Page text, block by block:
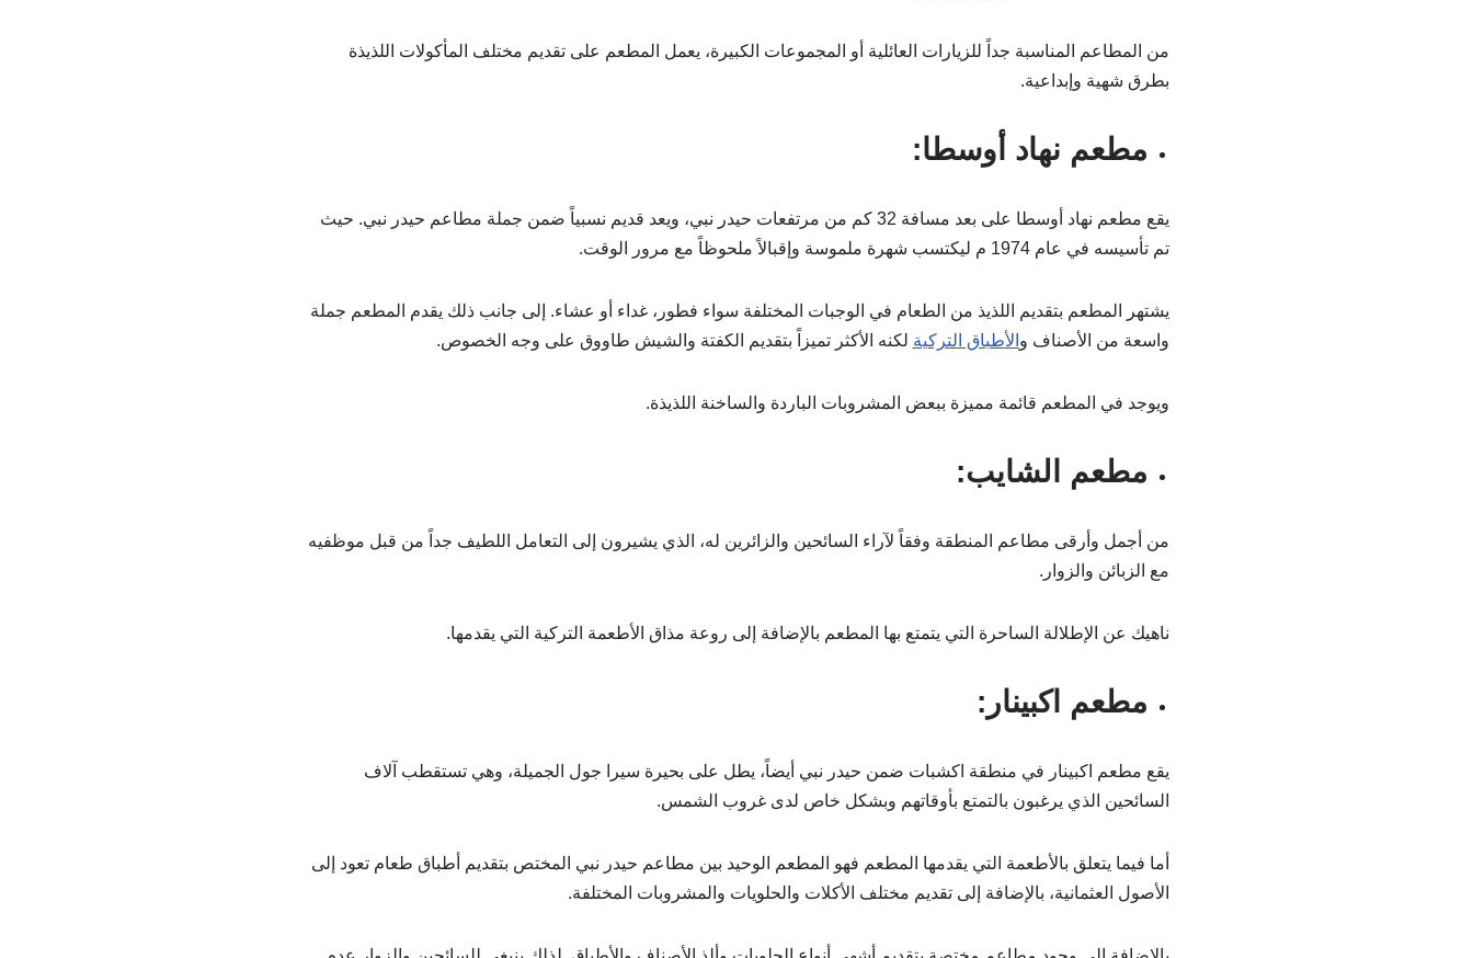
من المطاعم المناسبة جداً للزيارات العائلية أو المجموعات الكبيرة، يعمل المطعم على تقديم مختلف المأكولات اللذيذة
بطرق شهية وإبداعية.
مطعم نهاد أوسطا:
يقع مطعم نهاد أوسطا على بعد مسافة 32 كم من مرتفعات حيدر نبي، ويعد قديم نسبياً ضمن جملة مطاعم حيدر نبي. حيث
تم تأسيسه في عام 1974 م ليكتسب شهرة ملموسة وإقبالاً ملحوظاً مع مرور الوقت.
يشتهر المطعم بتقديم اللذيذ من الطعام في الوجبات المختلفة سواء فطور، غداء أو عشاء. إلى جانب ذلك يقدم المطعم جملة
واسعة من الأصناف و الأطباق التركية لكنه الأكثر تميزاً بتقديم الكفتة والشيش طاووق على وجه الخصوص.
ويوجد في المطعم قائمة مميزة ببعض المشروبات الباردة والساخنة اللذيذة.
مطعم الشايب:
من أجمل وأرقى مطاعم المنطقة وفقاً لآراء السائحين والزائرين له، الذي يشيرون إلى التعامل اللطيف جداً من قبل موظفيه
مع الزبائن والزوار.
ناهيك عن الإطلالة الساحرة التي يتمتع بها المطعم بالإضافة إلى روعة مذاق الأطعمة التركية التي يقدمها.
مطعم اكبينار:
يقع مطعم اكبينار في منطقة اكشبات ضمن حيدر نبي أيضاً، يطل على بحيرة سيرا جول الجميلة، وهي تستقطب آلاف
السائحين الذي يرغبون بالتمتع بأوقاتهم وبشكل خاص لدى غروب الشمس.
أما فيما يتعلق بالأطعمة التي يقدمها المطعم فهو المطعم الوحيد بين مطاعم حيدر نبي المختص بتقديم أطباق طعام تعود إلى
الأصول العثمانية، بالإضافة إلى تقديم مختلف الأكلات والحلويات والمشروبات المختلفة.